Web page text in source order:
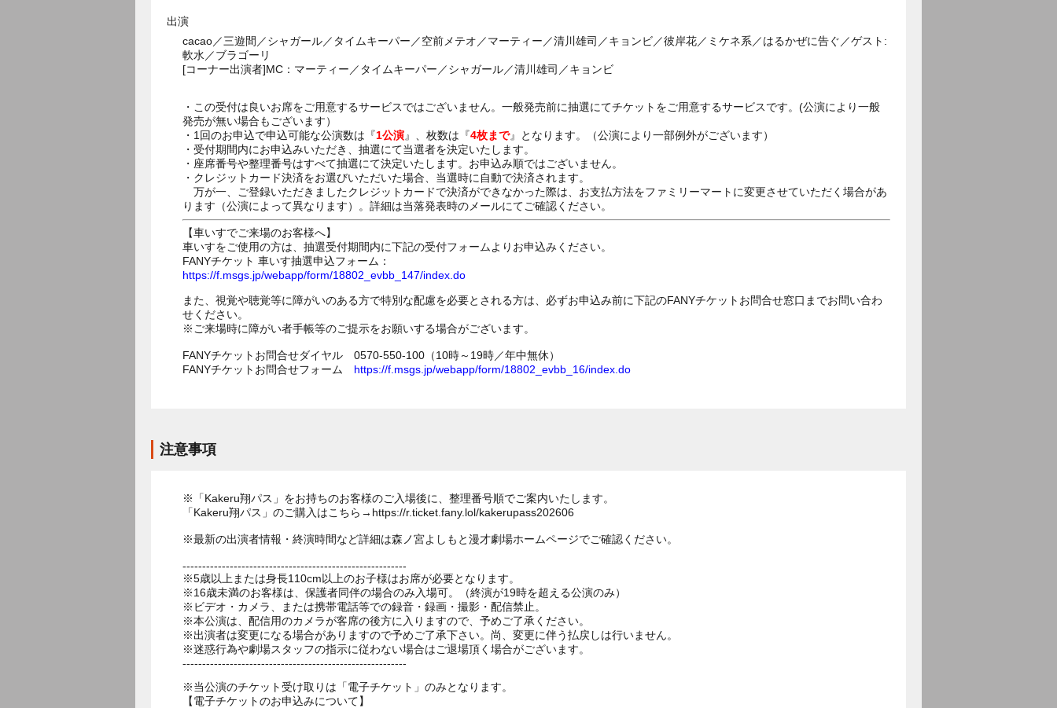
出演
cacao／三遊間／シャガール／タイムキーパー／空前メテオ／マーティー／清川雄司／キョンビ／彼岸花／ミケネ系／はるかぜに告ぐ／ゲスト:
軟水／ブラゴーリ
[コーナー出演者]MC：マーティー／タイムキーパー／シャガール／清川雄司／キョンビ
・この受付は良いお席をご用意するサービスではございません。一般発売前に抽選にてチケットをご用意するサービスです。(公演により一般
発売が無い場合もございます）
・1回のお申込で申込可能な公演数は『1公演』、枚数は『4枚まで』となります。（公演により一部例外がございます）
・受付期間内にお申込みいただき、抽選にて当選者を決定いたします。
・座席番号や整理番号はすべて抽選にて決定いたします。お申込み順ではございません。
・クレジットカード決済をお選びいただいた場合、当選時に自動で決済されます。
万が一、ご登録いただきましたクレジットカードで決済ができなかった際は、お支払方法をファミリーマートに変更させていただく場合があ
ります（公演によって異なります）。詳細は当落発表時のメールにてご確認ください。
【車いすでご来場のお客様へ】
車いすをご使用の方は、抽選受付期間内に下記の受付フォームよりお申込みください。
FANYチケット 車いす抽選申込フォーム：
https://f.msgs.jp/webapp/form/18802_evbb_147/index.do
また、視覚や聴覚等に障がいのある方で特別な配慮を必要とされる方は、必ずお申込み前に下記のFANYチケットお問合せ窓口までお問い合わ
せください。
※ご来場時に障がい者手帳等のご提示をお願いする場合がございます。
FANYチケットお問合せダイヤル 0570-550-100（10時～19時／年中無休）
FANYチケットお問合せフォーム https://f.msgs.jp/webapp/form/18802_evbb_16/index.do
注意事項
※「Kakeru翔パス」をお持ちのお客様のご入場後に、整理番号順でご案内いたします。
「Kakeru翔パス」のご購入はこちら→https://r.ticket.fany.lol/kakerupass202606
※最新の出演者情報・終演時間など詳細は森ノ宮よしもと漫才劇場ホームページでご確認ください。
---------------------------------------------------------
※5歳以上または身長110cm以上のお子様はお席が必要となります。
※16歳未満のお客様は、保護者同伴の場合のみ入場可。（終演が19時を超える公演のみ）
※ビデオ・カメラ、または携帯電話等での録音・録画・撮影・配信禁止。
※本公演は、配信用のカメラが客席の後方に入りますので、予めご了承ください。
※出演者は変更になる場合がありますので予めご了承下さい。尚、変更に伴う払戻しは行いません。
※迷惑行為や劇場スタッフの指示に従わない場合はご退場頂く場合がございます。
---------------------------------------------------------
※当公演のチケット受け取りは「電子チケット」のみとなります。
【電子チケットのお申込みについて】